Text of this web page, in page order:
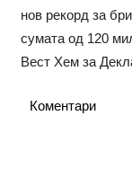
нов рекорд за
сумата од 120
Вест Хем за
Коментари